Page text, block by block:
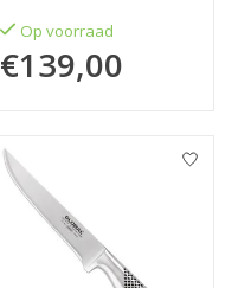
Op voorraad
€139,00